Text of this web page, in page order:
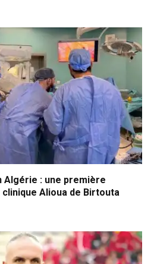
Algérie : une première
Alioua de Birtouta